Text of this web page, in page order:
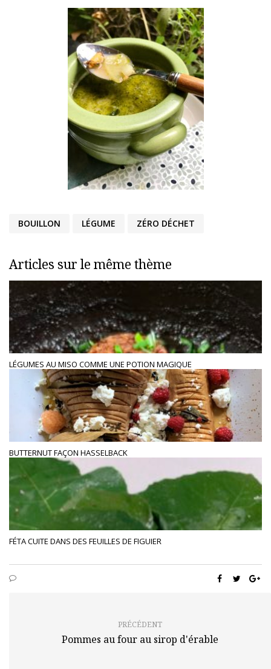
BOUILLON LÉGUME ZÉRO DÉCHET
Articles sur le même thème
LÉGUMES AU MISO COMME UNE POTION MAGIQUE
BUTTERNUT FAÇON HASSELBACK
FÉTA CUITE DANS DES FEUILLES DE FIGUIER
PRÉCÉDENT
Pommes au four au sirop d'érable